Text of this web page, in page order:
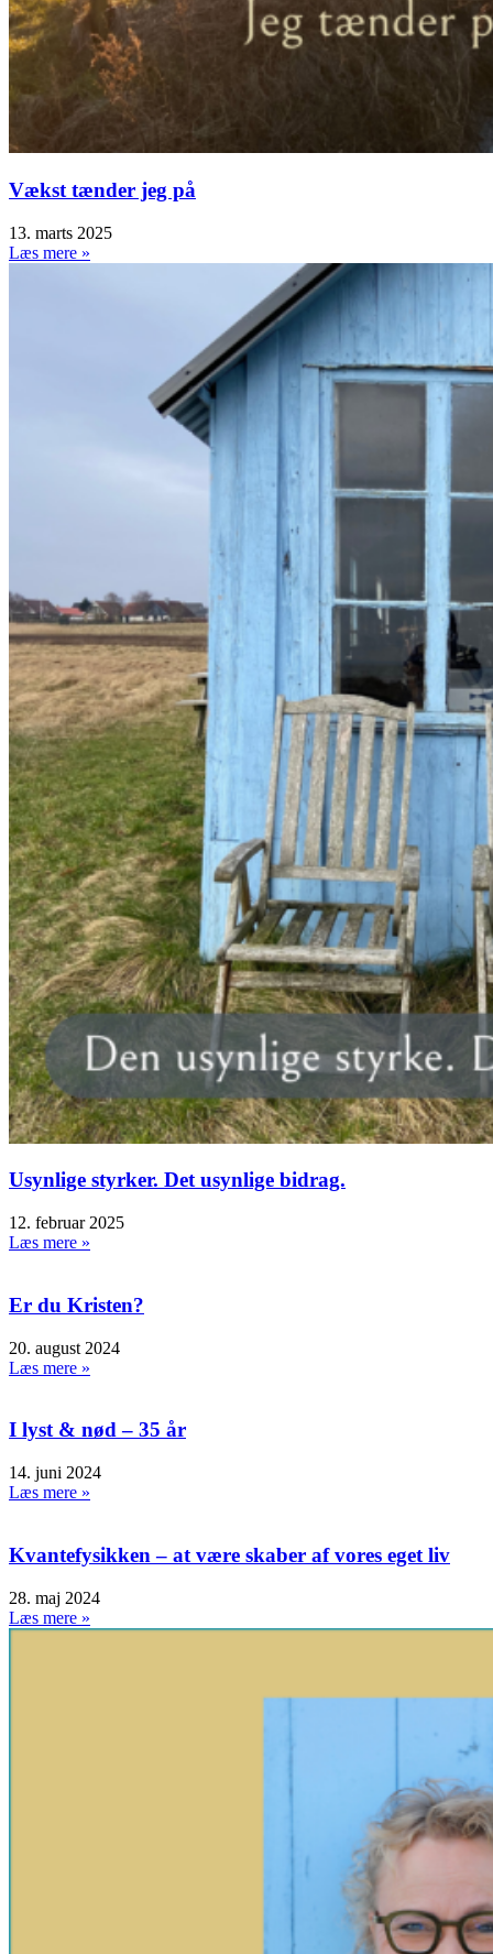
Vækst tænder jeg på
13. marts 2025
Læs mere »
Usynlige styrker. Det usynlige bidrag.
12. februar 2025
Læs mere »
Er du Kristen?
20. august 2024
Læs mere »
I lyst & nød – 35 år
14. juni 2024
Læs mere »
Kvantefysikken – at være skaber af vores eget liv
28. maj 2024
Læs mere »